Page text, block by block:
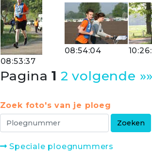
08:53:37
08:54:04
Pagina1 2 volgende
Zoek foto's van je ploeg
Speciale ploegnummers